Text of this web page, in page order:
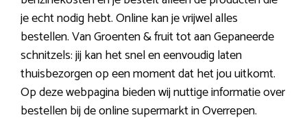
je echt nodig hebt. Online kan je vrijwel alles
bestellen. Van Groenten & fruit tot aan Gepaneerde
schnitzels: jij kan het snel en eenvoudig laten
thuisbezorgen op een moment dat het jou uitkomt.
Op deze webpagina bieden wij nuttige informatie over
bestellen bij de online supermarkt in Overrepen.